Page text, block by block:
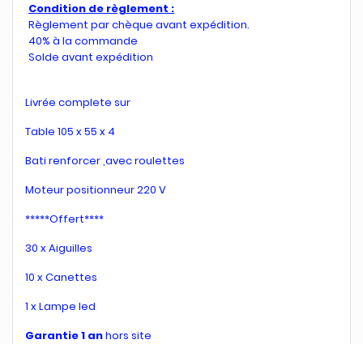
Condition de règlement :
Règlement par chèque avant expédition.
40% à la commande
Solde avant expédition
Livrée complete sur
Table 105 x 55 x 4
Bati renforcer ,avec roulettes
Moteur positionneur 220 V
*****Offert****
30 x Aiguilles
10 x Canettes
1 x Lampe led
Garantie 1 anhors site